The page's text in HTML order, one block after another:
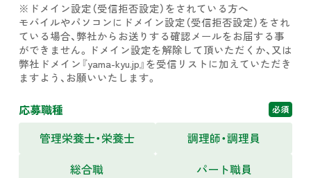
※ドメイン設定（受信拒否設定）をされている方へ
モバイルやパソコンにドメイン設定（受信拒否設定）をされ
ている場合、弊社からお送りする確認メールをお届する事
ができません。ドメイン設定を解除して頂いただくか、又は
弊社ドメイン『yama-kyu.jp』を受信リストに加えていただき
ますよう、お願いいたします。
応募職種 必須
管理栄養士・栄養士
調理師・調理員
総合職
パート職員